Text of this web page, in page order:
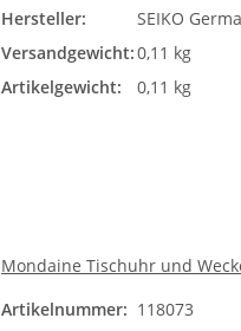
Hersteller:
SEIKO
Versandgewicht:0,11 kg
Artikelgewicht:
0,11 kg
Mondaine Tischuhr und
Artikelnummer: 118073